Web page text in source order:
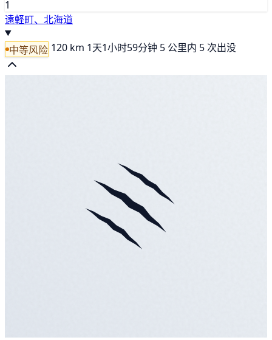
1
遠軽町、北海道
中等风险 120 km 1天1小时59分钟 5 公里内 5 次出没